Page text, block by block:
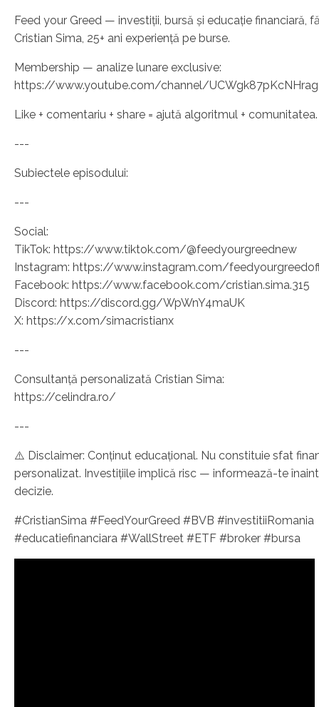
Feed your Greed — investiții, bursă și educație financiară,
Cristian Sima, 25+ ani experiență pe burse.
Membership — analize lunare exclusive:
https://www.youtube.com/channel/
Like + comentariu + share = ajută algoritmul + comunitatea.
---
Subiectele episodului:
---
Social:
TikTok: https://www.tiktok.com/@feedyourgreednew
Instagram: https://www.instagram.com/
Facebook: https://www.facebook.com/cristian.sima.315
Discord: https://discord.gg/WpWnY4maUK
X: https://x.com/simacristianx
---
Consultanță personalizată Cristian Sima:
https://celindra.ro/
---
⚠️ Disclaimer: Conținut educațional. Nu constituie sfat
personalizat. Investițiile implică risc — informează-te
decizie.
#CristianSima #FeedYourGreed #BVB #investitiiRomania
#educatiefinanciara #WallStreet #ETF #broker #bursa